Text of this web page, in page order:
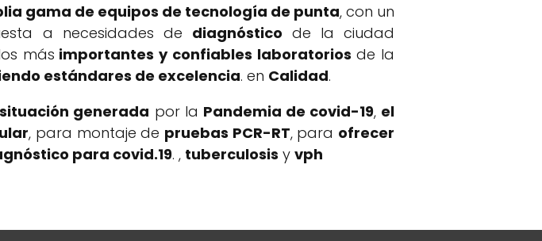
gama de equipos de tecnología de punta, con un
a necesidades de diagnóstico de la ciudad
más importantes y confiables laboratorios de la
estándares de excelencia. en Calidad.
generada por la Pandemia de covid-19, el
, para montaje de pruebas PCR-RT, para ofrecer
para covid.19. , tuberculosis y vph